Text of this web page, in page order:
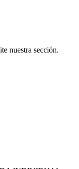
nuestra sección.